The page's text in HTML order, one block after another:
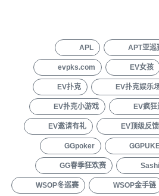
APL APT亚巡
evpks.com EV女孩
EV扑克 EV扑克娱乐
EV扑克小游戏 EV疯狂
EV邀请有礼 EV顶级反
GGpoker
GG春季狂欢赛
WSOP冬巡赛 WSOP金手链